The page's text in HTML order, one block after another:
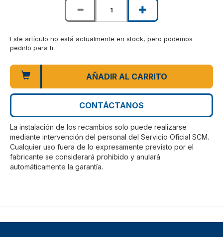
Este artículo no está actualmente en stock, pero podemos
pedirlo para ti.
AÑADIR AL CARRITO
CONTÁCTANOS
La instalación de los recambios solo puede realizarse
mediante intervención del personal del Servicio Oficial SCM.
Cualquier uso fuera de lo expresamente previsto por el
fabricante se considerará prohibido y anulará
automáticamente la garantía.